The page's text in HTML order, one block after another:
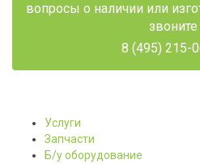
вопросы о наличии или
звоните
8 (495) 215-
Услуги
Запчасти
Б/у оборудование